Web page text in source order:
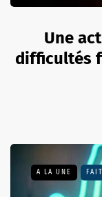
Une
difficultés
A LA UNE